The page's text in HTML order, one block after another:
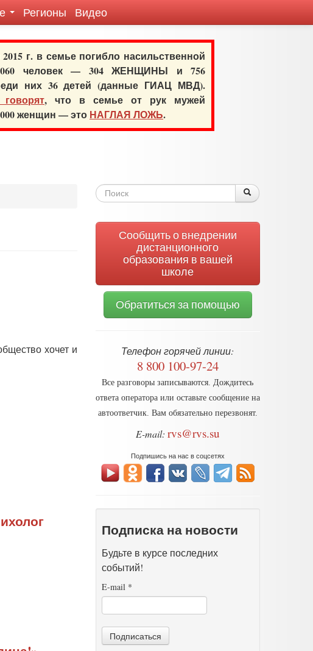
Регионы Видео
г. в семье погибло насильственной
человек — 304 ЖЕНЩИНЫ и 756
них 36 детей (данные ГИАЦ МВД).
, что в семье от рук мужей
женщин — это НАГЛАЯ ЛОЖЬ.
хочет и
Форма
Поиск
Сообщить о внедрении
дистанционного
образования в вашей
школе
Обратиться за помощью
Телефон горячей линии:
8 800 100-97-24
Все разговоры записываются. Дождитесь
ответа оператора или оставьте сообщение на
автоответчик. Вам обязательно перезвонят.
E-mail: rvs@rvs.su
Подпишись на нас в соцсетях
Подписка на новости
Будьте в курсе последних
событий!
E-mail *
Подписаться